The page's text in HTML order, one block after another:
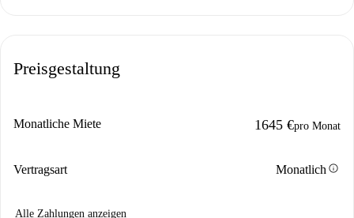
Preisgestaltung
Monatliche Miete 1645 €pro Monat
Vertragsart Monatlich info
Alle Zahlungen anzeigen